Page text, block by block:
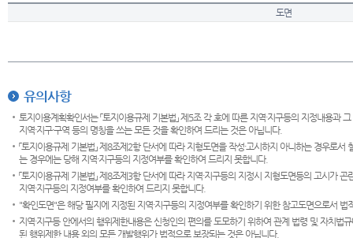
도면
유의사항
토지이용계획확인서는 「토지이용규제 기본법」 제5조 각 호에 따른 지역·지구등의 지정내용
지역·지구·구역 등의 명칭을 쓰는 모든 것을 확인하여 드리는 것은 아닙니다.
「토지이용규제 기본법」 제8조제2항 단서에 따라 지형도면을 작성·고시하지 아니하는 경우로
는 경우에는 당해 지역·지구등의 지정여부를 확인하여 드리지 못합니다.
「토지이용규제 기본법」 제8조제3항 단서에 따라 지역·지구등의 지정시 지형도면등의 고시가
지역·지구등의 지정여부를 확인하여 드리지 못합니다.
"확인도면"은 해당 필지에 지정된 지역·지구등의 지정여부를 확인하기 위한 참고도면으로서
지역·지구등 안에서의 행위제한내용은 신청인의 편의를 도모하기 위하여 관계 법령 및 자치
된 행위제한 내용 외의 모든 개발행위가 법적으로 보장되는 것은 아닙니다.